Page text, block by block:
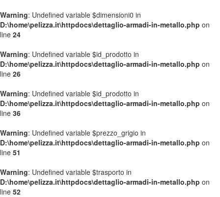
Warning: Undefined variable $dimensioni0 in
D:\home\pelizza.it\httpdocs\dettaglio-armadi-in-metallo.php on
line 24
Warning: Undefined variable $id_prodotto in
D:\home\pelizza.it\httpdocs\dettaglio-armadi-in-metallo.php on
line 26
Warning: Undefined variable $id_prodotto in
D:\home\pelizza.it\httpdocs\dettaglio-armadi-in-metallo.php on
line 36
Warning: Undefined variable $prezzo_grigio in
D:\home\pelizza.it\httpdocs\dettaglio-armadi-in-metallo.php on
line 51
Warning: Undefined variable $trasporto in
D:\home\pelizza.it\httpdocs\dettaglio-armadi-in-metallo.php on
line 52